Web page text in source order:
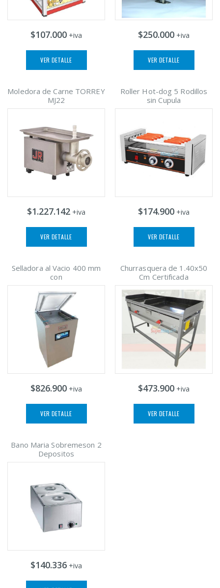
$107.000 +iva
VER DETALLE
$250.000 +iva
VER DETALLE
Moledora de Carne TORREY
MJ22
$1.227.142 +iva
VER DETALLE
Roller Hot-dog 5 Rodillos
sin Cupula
$174.900 +iva
VER DETALLE
Selladora al Vacio 400 mm
con
$826.900 +iva
VER DETALLE
Churrasquera de 1.40x50
Cm Certificada
$473.900 +iva
VER DETALLE
Bano Maria Sobremeson 2
Depositos
$140.336 +iva